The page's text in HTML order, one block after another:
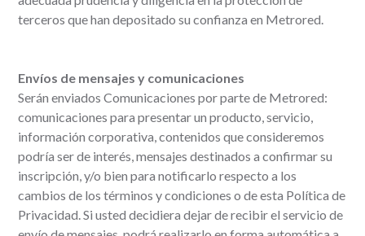
terceros que han depositado su confianza en Metrored.
Envíos de mensajes y comunicaciones
Serán enviados Comunicaciones por parte de Metrored:
comunicaciones para presentar un producto, servicio,
información corporativa, contenidos que consideremos
podría ser de interés, mensajes destinados a confirmar su
inscripción, y/o bien para notificarlo respecto a los
cambios de los términos y condiciones o de esta Política de
Privacidad. Si usted decidiera dejar de recibir el servicio de